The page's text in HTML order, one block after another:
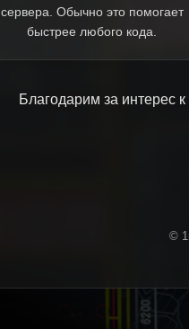
сервера. Обычно это помогает
быстрее любого кода.
Благодарим за интерес
©